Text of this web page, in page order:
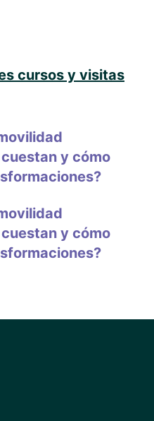
cursos y visitas
y cómo
y cómo